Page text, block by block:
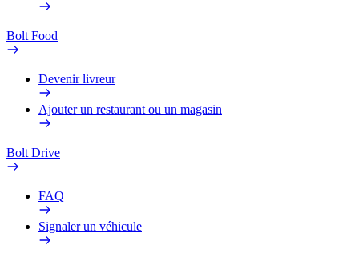
Bolt Food
Devenir livreur
Ajouter un restaurant ou un magasin
Bolt Drive
FAQ
Signaler un véhicule